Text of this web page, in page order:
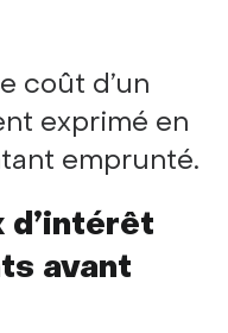
coût d’un
exprimé en
emprunté.
d’intérêt
avant